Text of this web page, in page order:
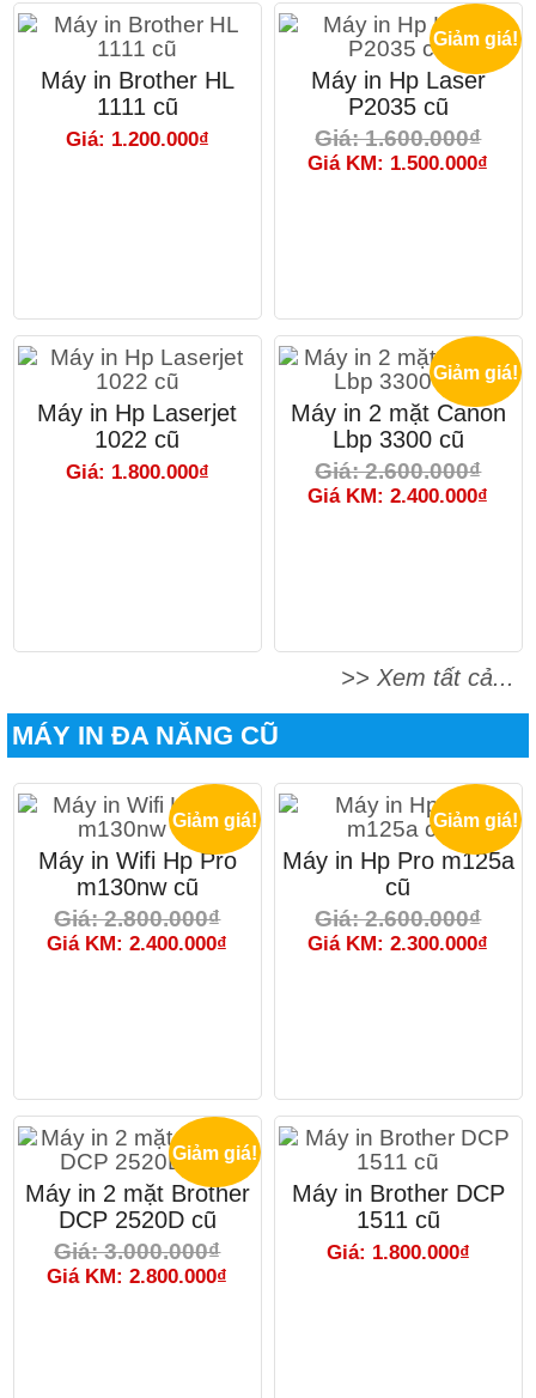
Máy in Brother HL
1111 cũ
Giá: 1.200.000₫
Giảm giá!
Máy in Hp Laser
P2035 cũ
Giá: 1.600.000₫
Giá KM: 1.500.000₫
Máy in Hp Laserjet
1022 cũ
Giá: 1.800.000₫
Giảm giá!
Máy in 2 mặt Canon
Lbp 3300 cũ
Giá: 2.600.000₫
Giá KM: 2.400.000₫
>> Xem tất cả...
MÁY IN ĐA NĂNG CŨ
Giảm giá!
Máy in Wifi Hp Pro
m130nw cũ
Giá: 2.800.000₫
Giá KM: 2.400.000₫
Giảm giá!
Máy in Hp Pro m125a
cũ
Giá: 2.600.000₫
Giá KM: 2.300.000₫
Giảm giá!
Máy in 2 mặt Brother
DCP 2520D cũ
Giá: 3.000.000₫
Giá KM: 2.800.000₫
Máy in Brother DCP
1511 cũ
Giá: 1.800.000₫